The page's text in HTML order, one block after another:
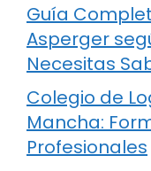
Guía
Asperger
Necesitas
Colegio de
Mancha:
Profesionales